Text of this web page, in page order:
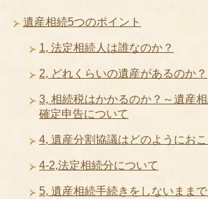
遺産相続5つのポイント
1, 法定相続人は誰なのか？
2, どれくらいの遺産があるのか？
3, 相続税はかかるのか？～遺産
確定申告について
4, 遺産分割協議はどのようにお
4-2,法定相続分について
5, 遺産相続手続きをしないまま